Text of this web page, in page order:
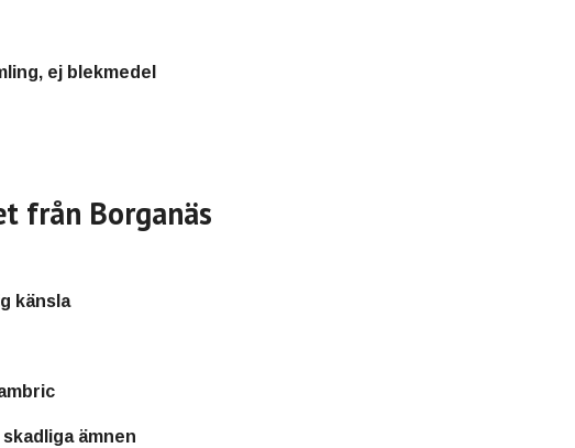
ej blekmedel
från Borganäs
känsla
ämnen